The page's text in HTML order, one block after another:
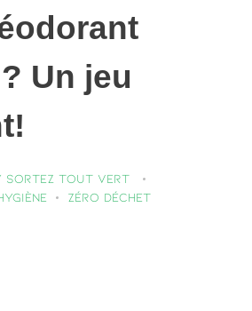
Un jeu
Sortez Tout Vert
Zéro déchet